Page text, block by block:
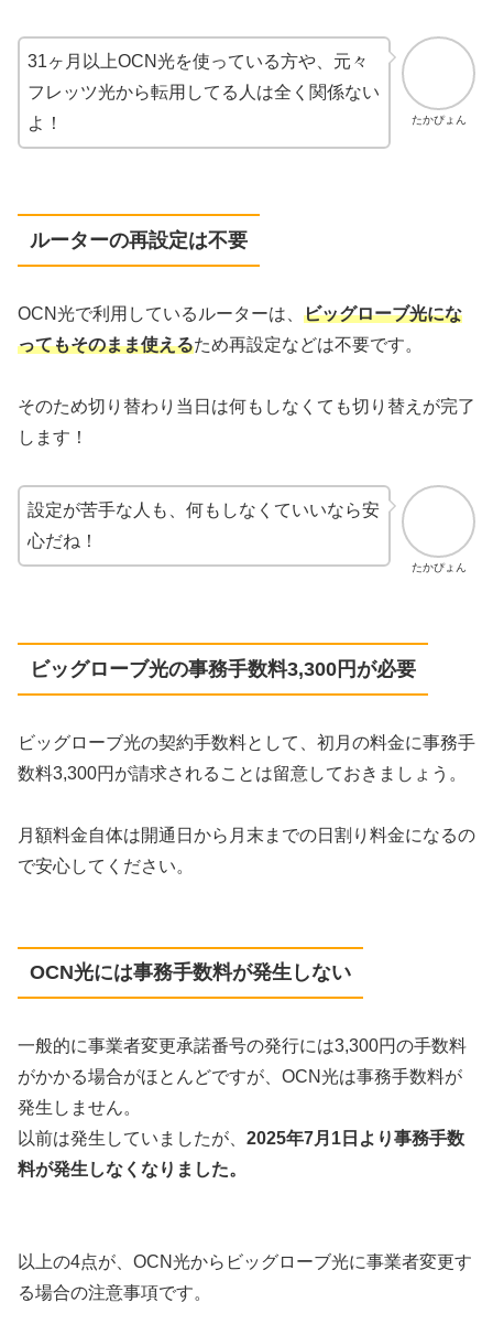
たかぴょん
31ヶ月以上OCN光を使っている方や、元々
フレッツ光から転用してる人は全く関係ない
よ！
ルーターの再設定は不要
OCN光で利用しているルーターは、 ビッグローブ光にな
ってもそのまま使えるため再設定などは不要です。
そのため切り替わり当日は何もしなくても切り替えが完了
します！
たかぴょん
設定が苦手な人も、何もしなくていいなら安
心だね！
ビッグローブ光の事務手数料3,300円が必要
ビッグローブ光の契約手数料として、初月の料金に事務手
数料3,300円が請求されることは留意しておきましょう。
月額料金自体は開通日から月末までの日割り料金になるの
で安心してください。
OCN光には事務手数料が発生しない
一般的に事業者変更承諾番号の発行には3,300円の手数料
がかかる場合がほとんどですが、OCN光は事務手数料が
発生しません。
以前は発生していましたが、 2025年7月1日より事務手数
料が発生しなくなりました。
以上の4点が、OCN光からビッグローブ光に事業者変更す
る場合の注意事項です。